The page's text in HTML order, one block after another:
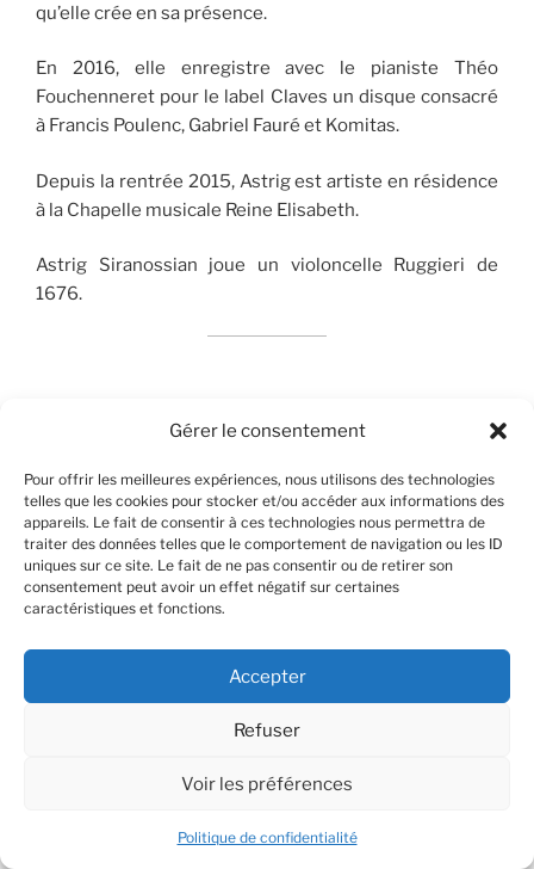
Gérer le consentement
Pour offrir les meilleures expériences, nous utilisons des technologies
telles que les cookies pour stocker et/ou accéder aux informations des
appareils. Le fait de consentir à ces technologies nous permettra de
traiter des données telles que le comportement de navigation ou les ID
uniques sur ce site. Le fait de ne pas consentir ou de retirer son
consentement peut avoir un effet négatif sur certaines
caractéristiques et fonctions.
Accepter
Refuser
Voir les préférences
Politique de confidentialité
qu’elle crée en sa présence.
En 2016, elle enregistre avec le pianiste Théo
Fouchenneret pour le label Claves un disque consacré
à Francis Poulenc, Gabriel Fauré et Komitas.
Depuis la rentrée 2015, Astrig est artiste en résidence
à la Chapelle musicale Reine Elisabeth.
Astrig Siranossian joue un violoncelle Ruggieri de
1676.
violon à l’âge de trois ans. Formé au Conservatoire de
Paris, à la Juillard School de New York, mais également
aux Hochschule für Musik de Freiburg et de Munich, il
fut aussi en résidence à la Chapelle Musicale Reine
Elizabeth de Belgique, auprès de Maria Joao Pires, qui
du projet Partitura, concept qui allie différentes
générations de musiciens dans le partage de la scène.
En 2016, l’enregistrement du concerto pour piano et
symphonique de Liège placé sous la direction de Jean-